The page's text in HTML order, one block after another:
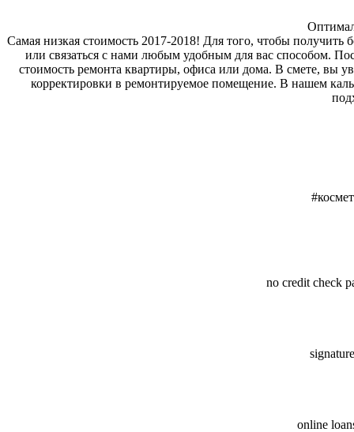
Самая низкая стоимость 2017-2018! Для того, чтобы
или связаться с нами любым удобным для вас способом.
стоимость ремонта квартиры, офиса или дома. В смете, вы
корректировки в ремонтируемое помещение. В нашем
no credit check
online